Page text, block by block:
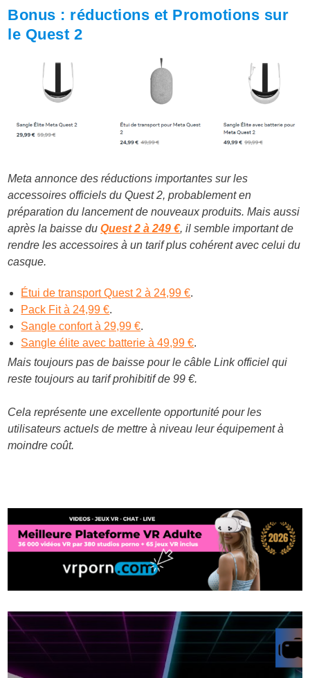
Bonus : réductions et Promotions sur
le Quest 2
Meta annonce des réductions importantes sur les
accessoires officiels du Quest 2, probablement en
préparation du lancement de nouveaux produits. Mais aussi
après la baisse duQuest 2 à 249 €, il semble important de
rendre les accessoires à un tarif plus cohérent avec celui du
casque.
Étui de transport Quest 2 à 24,99 €.
Pack Fit à 24,99 €.
Sangle confort à 29,99 €.
Sangle élite avec batterie à 49,99 €.
Mais toujours pas de baisse pour le câble Link officiel qui
reste toujours au tarif prohibitif de 99 €.
Cela représente une excellente opportunité pour les
utilisateurs actuels de mettre à niveau leur équipement à
moindre coût.